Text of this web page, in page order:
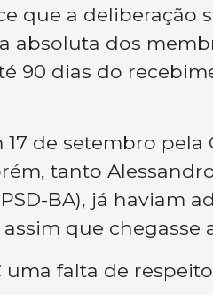
que a deliberação
absoluta dos
90 dias do
de setembro pela
tanto
BA), já haviam
que chegasse
falta de